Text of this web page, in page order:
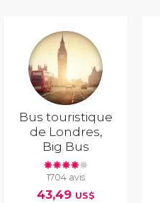
Bus touristique
de Londres,
Big Bus
1704 avis
43,49 US$